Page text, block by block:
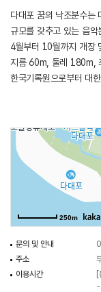
다대포 꿈의 낙조분수는
규모를 갖추고 있는 음
4월부터 10월까지 개장
지름 60m, 둘레 180m,
한국기록원으로부터 대
2010년 3월 27일 기네
해바라기 형상, 안개 등
매달 60여 곡의 다양한
프러포즈 등의 내용이
동안 그 내용을 소개해
다양하게 즐길 수 있는
장관을 연출하는 분수쇼
사람들과 함께 즐길 수
250m
문의 및 안내
주소
이용시간
-